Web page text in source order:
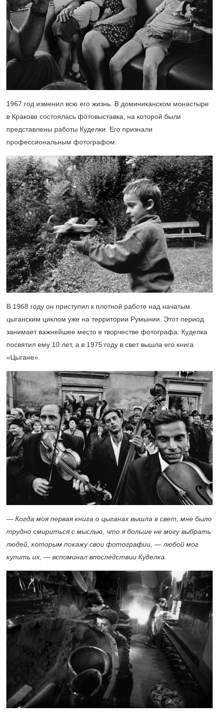
1967 год изменил всю его жизнь. В доминиканском монастыре
в Кракове состоялась фотовыставка, на которой были
представлены работы Куделки. Его признали
профессиональным фотографом.
В 1968 году он приступил к плотной работе над начатым
цыганским циклом уже на территории Румынии. Этот период
занимает важнейшее место в творчестве фотографа. Куделка
посвятил ему 10 лет, а в 1975 году в свет вышла его книга
«Цыгане».
— Когда моя первая книга о цыганах вышла в свет, мне было
трудно смириться с мыслью, что я больше не могу выбрать
людей, которым покажу свои фотографии, — любой мог
купить их, — вспоминал впоследствии Куделка.